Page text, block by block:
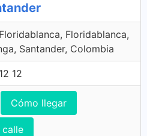
Floridablanca,
Santander, Colombia
12
Cómo llegar